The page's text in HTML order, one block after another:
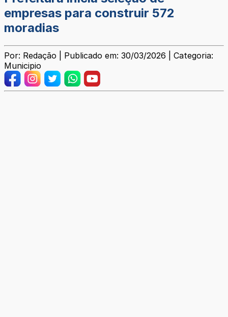
empresas para construir 572
moradias
Por: Redação | Publicado em: 30/03/2026 | Categoria:
Municipio